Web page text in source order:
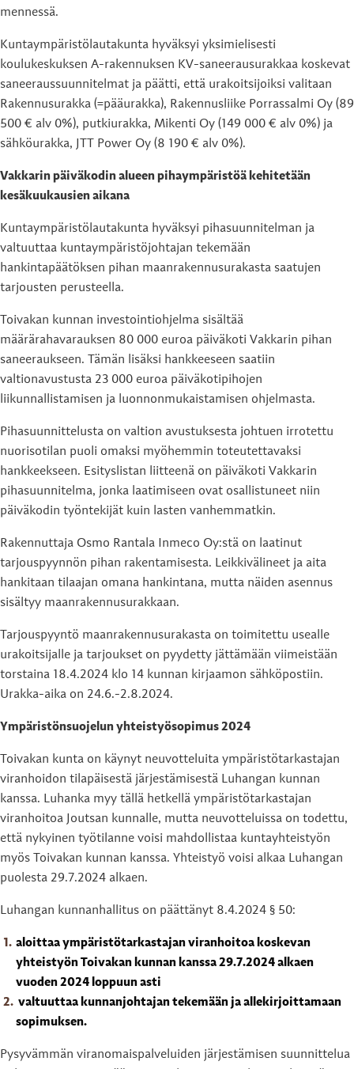
mennessä.
Kuntaympäristölautakunta hyväksyi yksimielisesti
koulukeskuksen A-rakennuksen KV-saneerausurakkaa koskevat
saneeraussuunnitelmat ja päätti, että urakoitsijoiksi valitaan
Rakennusurakka (=pääurakka), Rakennusliike Porrassalmi Oy (89
500 € alv 0%), putkiurakka, Mikenti Oy (149 000 € alv 0%) ja
sähköurakka, JTT Power Oy (8 190 € alv 0%).
Vakkarin päiväkodin alueen pihaympäristöä kehitetään
kesäkuukausien aikana
Kuntaympäristölautakunta hyväksyi pihasuunnitelman ja
valtuuttaa kuntaympäristöjohtajan tekemään
hankintapäätöksen pihan maanrakennusurakasta saatujen
tarjousten perusteella.
Toivakan kunnan investointiohjelma sisältää
määrärahavarauksen 80 000 euroa päiväkoti Vakkarin pihan
saneeraukseen. Tämän lisäksi hankkeeseen saatiin
valtionavustusta 23 000 euroa päiväkotipihojen
liikunnallistamisen ja luonnonmukaistamisen ohjelmasta.
Pihasuunnittelusta on valtion avustuksesta johtuen irrotettu
nuorisotilan puoli omaksi myöhemmin toteutettavaksi
hankkeekseen. Esityslistan liitteenä on päiväkoti Vakkarin
pihasuunnitelma, jonka laatimiseen ovat osallistuneet niin
päiväkodin työntekijät kuin lasten vanhemmatkin.
Rakennuttaja Osmo Rantala Inmeco Oy:stä on laatinut
tarjouspyynnön pihan rakentamisesta. Leikkivälineet ja aita
hankitaan tilaajan omana hankintana, mutta näiden asennus
sisältyy maanrakennusurakkaan.
Tarjouspyyntö maanrakennusurakasta on toimitettu usealle
urakoitsijalle ja tarjoukset on pyydetty jättämään viimeistään
torstaina 18.4.2024 klo 14 kunnan kirjaamon sähköpostiin.
Urakka-aika on 24.6.-2.8.2024.
Ympäristönsuojelun yhteistyösopimus 2024
Toivakan kunta on käynyt neuvotteluita ympäristötarkastajan
viranhoidon tilapäisestä järjestämisestä Luhangan kunnan
kanssa. Luhanka myy tällä hetkellä ympäristötarkastajan
viranhoitoa Joutsan kunnalle, mutta neuvotteluissa on todettu,
että nykyinen työtilanne voisi mahdollistaa kuntayhteistyön
myös Toivakan kunnan kanssa. Yhteistyö voisi alkaa Luhangan
puolesta 29.7.2024 alkaen.
Luhangan kunnanhallitus on päättänyt 8.4.2024 § 50:
aloittaa ympäristötarkastajan viranhoitoa koskevan
yhteistyön Toivakan kunnan kanssa 29.7.2024 alkaen
vuoden 2024 loppuun asti
valtuuttaa kunnanjohtajan tekemään ja allekirjoittamaan
sopimuksen.
Pysyvämmän viranomaispalveluiden järjestämisen suunnittelua